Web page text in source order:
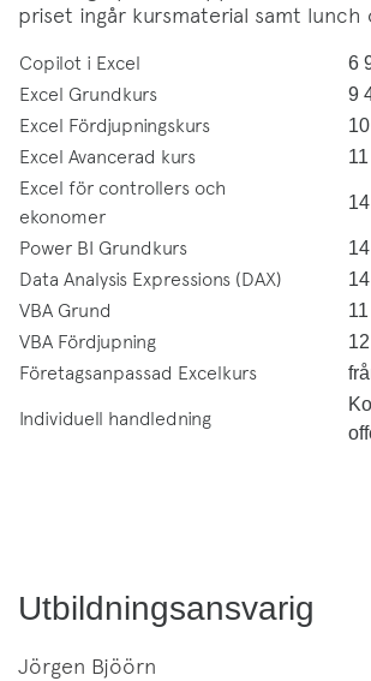
priset ingår kursmaterial samt lunch
Copilot i Excel 6
Excel Grundkurs 9
Excel Fördjupningskurs
Excel Avancerad kurs
Excel för controllers och
ekonomer
Power BI Grundkurs
Data Analysis Expressions (DAX)
VBA Grund
VBA Fördjupning
Företagsanpassad Excelkurs
Individuell handledning
Utbildningsansvarig
Jörgen Bjöörn